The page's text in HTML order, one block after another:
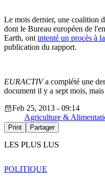
Le mois dernier, une coalition
dont le Bureau européen de
Earth, ont intenté un procès à
publication du rapport.
EURACTIVa complété une
document il y a sept mois,
Feb 25, 2013 - 09:14
Agriculture &
Print Partager
LES PLUS LUS
POLITIQUE